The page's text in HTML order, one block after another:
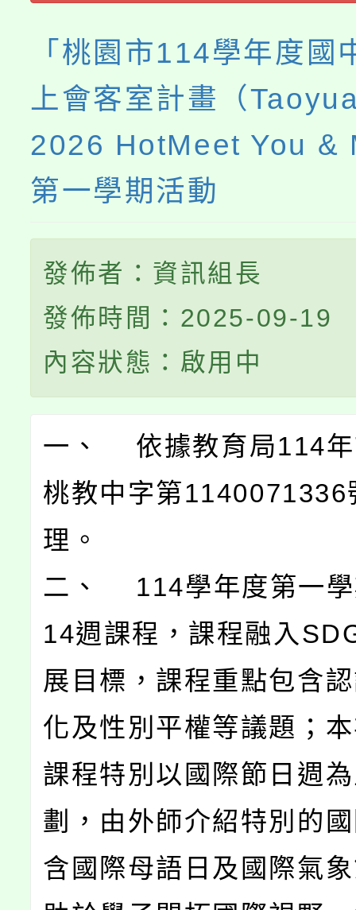
「桃園市114學年度國
上會客室計畫（
2026 HotMeet You &
第一學期活動
發佈者：資訊組長
發佈時間：2025-09-19
內容狀態：啟用中
一、 依據教育局114年
桃教中字第1140071336
理。
二、 114學年度第一學
14週課程，課程融入
展目標，課程重點包含
化及性別平權等議題；
課程特別以國際節日週
劃，由外師介紹特別的
含國際母語日及國際氣